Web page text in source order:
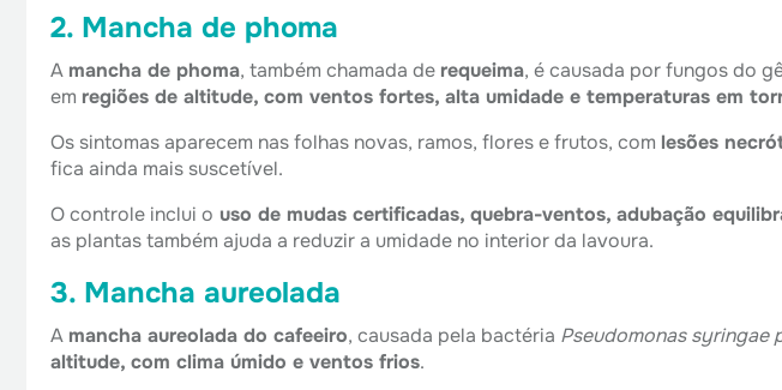
2. Mancha de phoma
A mancha de phoma, também chamada de requeima, é causada por fungos do
em regiões de altitude, com ventos fortes, alta umidade e temperaturas em
Os sintomas aparecem nas folhas novas, ramos, flores e frutos, com lesões
fica ainda mais suscetível.
O controle inclui o uso de mudas certificadas, quebra-ventos, adubação
as plantas também ajuda a reduzir a umidade no interior da lavoura.
3. Mancha aureolada
A mancha aureolada do cafeeiro, causada pela bactéria Pseudomonas syringae
altitude, com clima úmido e ventos frios.